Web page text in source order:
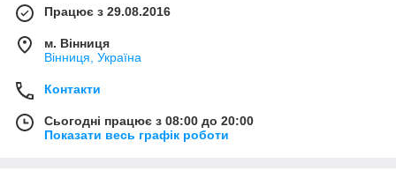
Працює з 29.08.2016
м. Вінниця
Вінниця, Україна
Контакти
Сьогодні працює з 08:00 до 20:00
Показати весь графік роботи